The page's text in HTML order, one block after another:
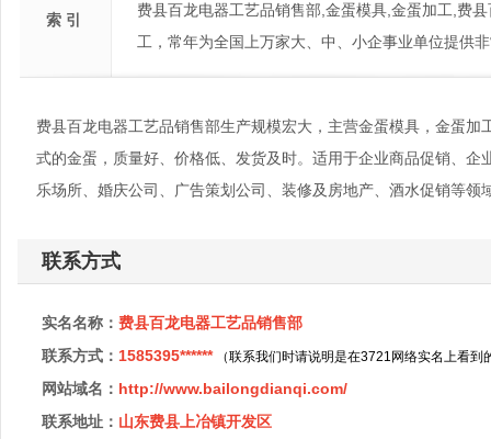
索 引
费县百龙电器工艺品销售部,金蛋模具,金蛋加工,费
工，常年为全国上万家大、中、小企事业单位提供
费县百龙电器工艺品销售部生产规模宏大，主营金蛋模具，金蛋
式的金蛋，质量好、价格低、发货及时。适用于企业商品促销、
乐场所、婚庆公司、广告策划公司、装修及房地产、酒水促销等领
联系方式
实名名称： 费县百龙电器工艺品销售部
联系方式： 1585395******（联系我们时请说明是在3721网络实名上看到
网站域名： http://www.bailongdianqi.com/
联系地址： 山东费县上冶镇开发区